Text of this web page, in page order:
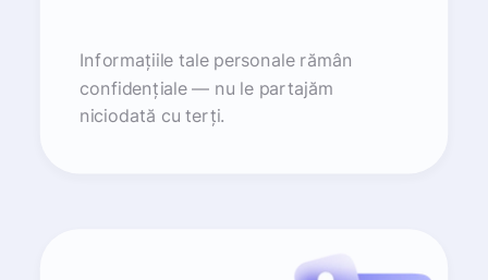
Informațiile tale personale rămân
confidențiale — nu le partajăm
niciodată cu terți.